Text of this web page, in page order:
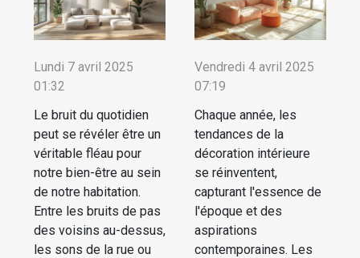
Lundi 7 avril 2025
01:32
Le bruit du quotidien
peut se révéler être un
véritable fléau pour
notre bien-être au sein
de notre habitation.
Entre les bruits de pas
des voisins au-dessus,
les sons de la rue ou
Vendredi 4 avril 2025
07:19
Chaque année, les
tendances de la
décoration intérieure
se réinventent,
capturant l'essence de
l'époque et des
aspirations
contemporaines. Les